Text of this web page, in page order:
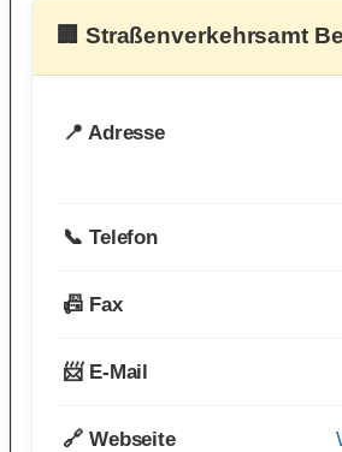
🏢 Straßenverkehrsamt
📍 Adresse
📞 Telefon
📠 Fax
📨 E-Mail
🔗 Webseite